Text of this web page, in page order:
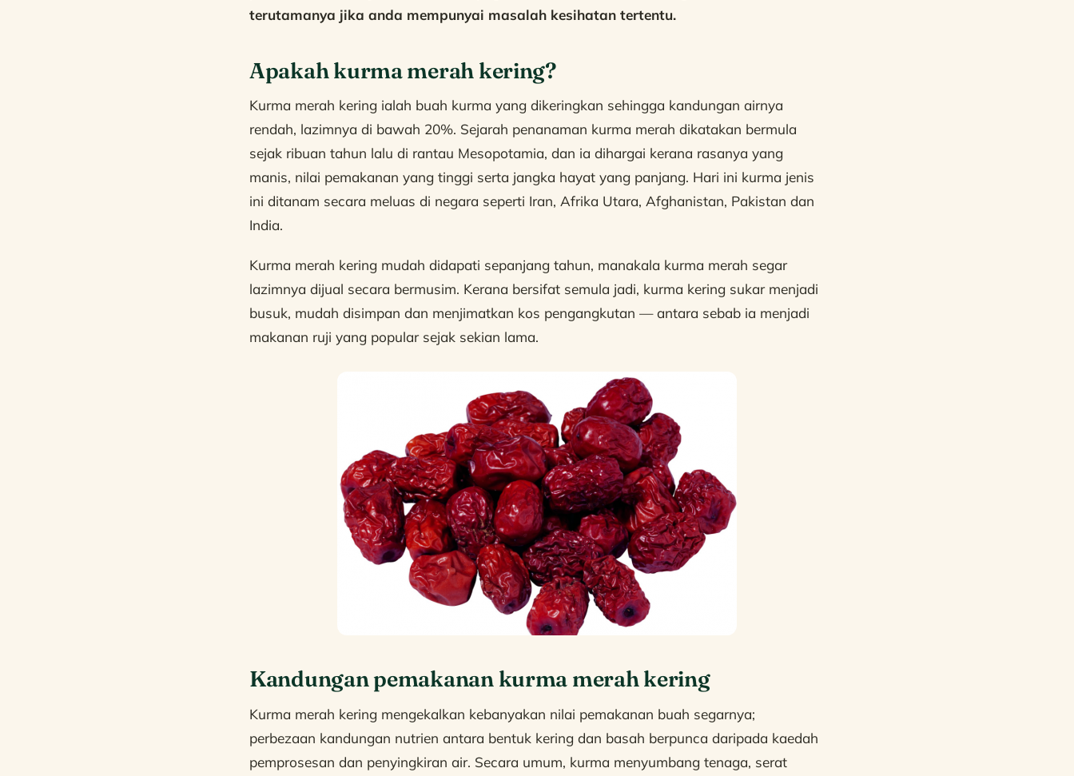
terutamanya jika anda mempunyai masalah kesihatan tertentu.
Apakah kurma merah kering?
Kurma merah kering ialah buah kurma yang dikeringkan sehingga kandungan airnya
rendah, lazimnya di bawah 20%. Sejarah penanaman kurma merah dikatakan bermula
sejak ribuan tahun lalu di rantau Mesopotamia, dan ia dihargai kerana rasanya yang
manis, nilai pemakanan yang tinggi serta jangka hayat yang panjang. Hari ini kurma jenis
ini ditanam secara meluas di negara seperti Iran, Afrika Utara, Afghanistan, Pakistan dan
India.
Kurma merah kering mudah didapati sepanjang tahun, manakala kurma merah segar
lazimnya dijual secara bermusim. Kerana bersifat semula jadi, kurma kering sukar menjadi
busuk, mudah disimpan dan menjimatkan kos pengangkutan — antara sebab ia menjadi
makanan ruji yang popular sejak sekian lama.
Kandungan pemakanan kurma merah kering
Kurma merah kering mengekalkan kebanyakan nilai pemakanan buah segarnya;
perbezaan kandungan nutrien antara bentuk kering dan basah berpunca daripada kaedah
pemprosesan dan penyingkiran air. Secara umum, kurma menyumbang tenaga, serat